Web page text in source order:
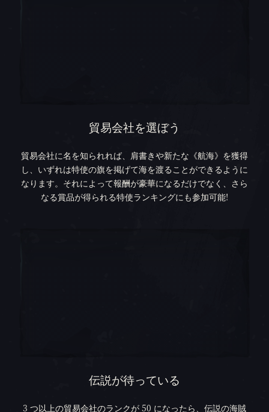
貿易会社を選ぼう
貿易会社に名を知られれば、肩書きや新たな《航海》を獲得
し、いずれは特使の旗を掲げて海を渡ることができるように
なります。それによって報酬が豪華になるだけでなく、さら
なる賞品が得られる特使ランキングにも参加可能!
伝説が待っている
3 つ以上の貿易会社のランクが 50 になったら、伝説の海賊